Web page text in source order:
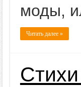
моды,
Читать далее »